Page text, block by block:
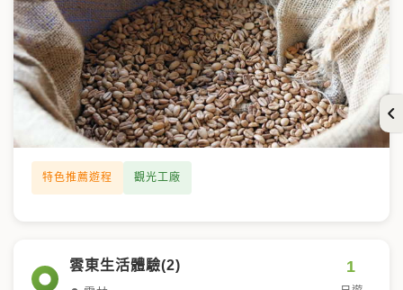
特色推薦遊程 觀光工廠
雲東生活體驗(2) 1